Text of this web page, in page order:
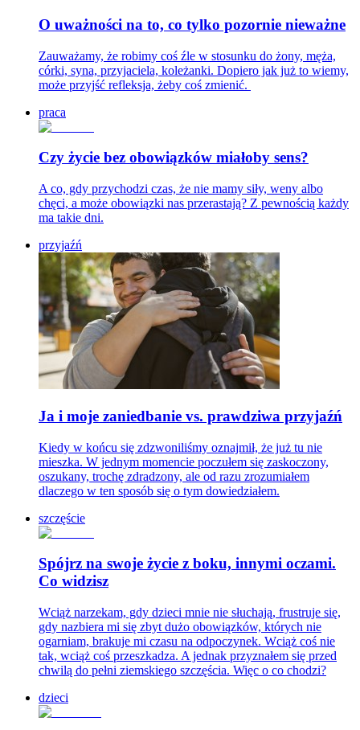
O uważności na to, co tylko pozornie nieważne
Zauważamy, że robimy coś źle w stosunku do żony, męża,
córki, syna, przyjaciela, koleżanki. Dopiero jak już to wiemy,
może przyjść refleksja, żeby coś zmienić.
praca
Czy życie bez obowiązków miałoby sens?
A co, gdy przychodzi czas, że nie mamy siły, weny albo
chęci, a może obowiązki nas przerastają? Z pewnością każdy
ma takie dni.
przyjaźń
Ja i moje zaniedbanie vs. prawdziwa przyjaźń
Kiedy w końcu się zdzwoniliśmy oznajmił, że już tu nie
mieszka. W jednym momencie poczułem się zaskoczony,
oszukany, trochę zdradzony, ale od razu zrozumiałem
dlaczego w ten sposób się o tym dowiedziałem.
szczęście
Spójrz na swoje życie z boku, innymi oczami.
Co widzisz
Wciąż narzekam, gdy dzieci mnie nie słuchają, frustruje się,
gdy nazbiera mi się zbyt dużo obowiązków, których nie
ogarniam, brakuje mi czasu na odpoczynek. Wciąż coś nie
tak, wciąż coś przeszkadza. A jednak przyznałem się przed
chwilą do pełni ziemskiego szczęścia. Więc o co chodzi?
dzieci